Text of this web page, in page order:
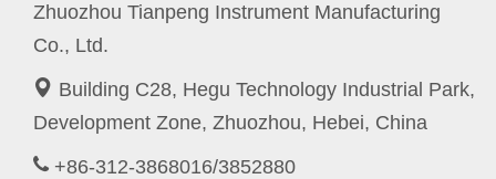
Zhuozhou Tianpeng Instrument Manufacturing
Co., Ltd.
Building C28, Hegu Technology Industrial Park,
Development Zone, Zhuozhou, Hebei, China
+86-312-3868016/3852880